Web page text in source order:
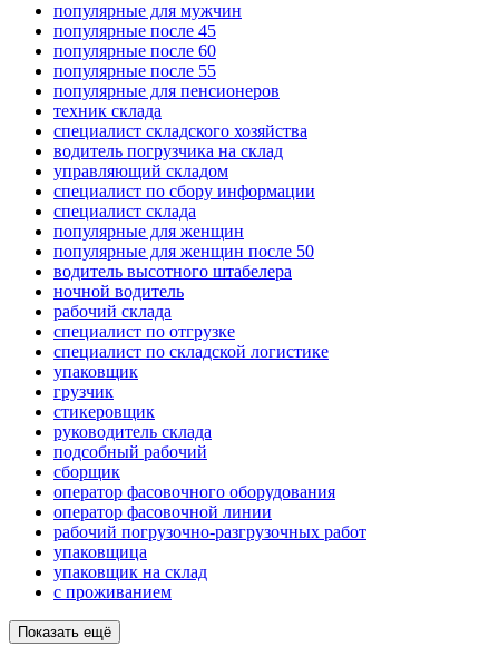
популярные для мужчин
популярные после 45
популярные после 60
популярные после 55
популярные для пенсионеров
техник склада
специалист складского хозяйства
водитель погрузчика на склад
управляющий складом
специалист по сбору информации
специалист склада
популярные для женщин
популярные для женщин после 50
водитель высотного штабелера
ночной водитель
рабочий склада
специалист по отгрузке
специалист по складской логистике
упаковщик
грузчик
стикеровщик
руководитель склада
подсобный рабочий
сборщик
оператор фасовочного оборудования
оператор фасовочной линии
рабочий погрузочно-разгрузочных работ
упаковщица
упаковщик на склад
с проживанием
Показать ещё